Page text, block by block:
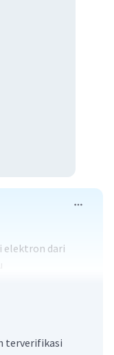
elektron dari
elektron
4f itu terletak
3B dan
terverifikasi